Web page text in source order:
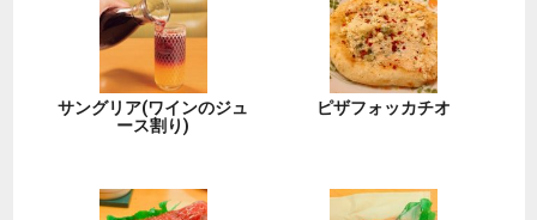
サングリア(ワインのジュ
ース割り)
ピザフォッカチオ